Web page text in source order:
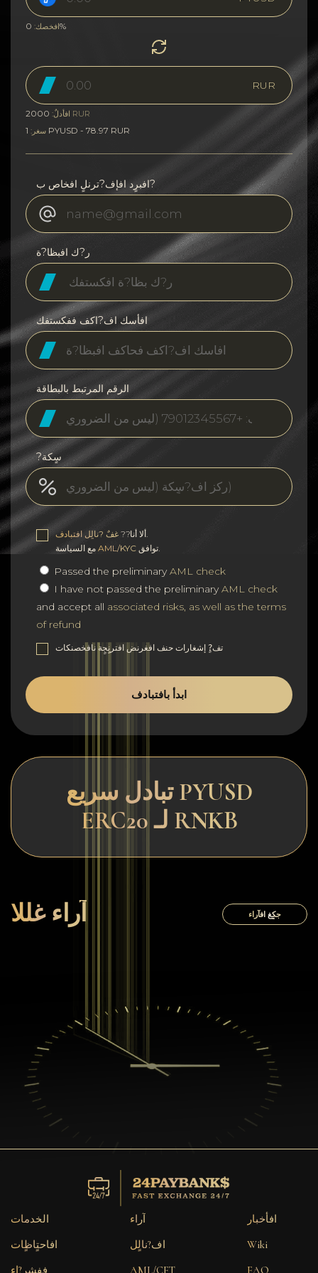
افخصك:0%
RUR
افأدلٌ: 2000
RUR
سغر: 1 PYUSD - 78.97 RUR
افبرٍد افإف?ترنلٍ افخاص ب?
ر?ك افبظا?ة
افأسك اف?اكف ففكستفك
الرقم المرتبط بالبطاقة
?سٍكة
ألا أنا?? غفٌ ?نالٍل افتبادف
AML/KYC
Passed the preliminaryAML check
I have not passed the preliminaryAML check
and accept all associated risks, as well as the terms
of refund
تف?ٍ إشغارات حنف افغرنض افترنٍجٍة نافخصنكات
ابدأ بافتبادف
تبادل سريع PYUSD
ERC20 لـ RNKB
آراء غللا جكٍغ افآراء
الخدمات
افاحتٍاظٍات
ففشر?اء
آراء
اف?نالٍل
AML/CFT
افأخبار
Wiki
FAQ